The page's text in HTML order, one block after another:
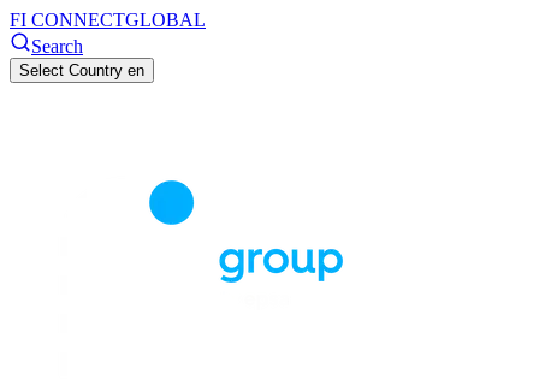
FI CONNECTGLOBAL
Search
Select Country en